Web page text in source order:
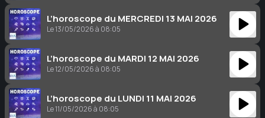
L’horoscope du MERCREDI 13 MAI 2026
Le 13/05/2026 à 08:05
L’horoscope du MARDI 12 MAI 2026
Le 12/05/2026 à 08:05
L’horoscope du LUNDI 11 MAI 2026
Le 11/05/2026 à 08:05